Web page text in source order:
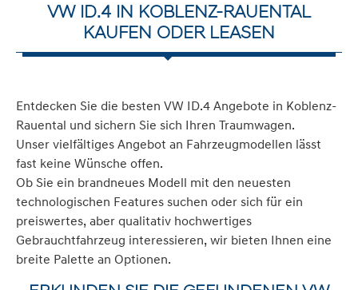
VW ID.4 IN KOBLENZ-RAUENTAL
KAUFEN ODER LEASEN
Entdecken Sie die besten VW ID.4 Angebote in Koblenz-
Rauental und sichern Sie sich Ihren Traumwagen.
Unser vielfältiges Angebot an Fahrzeugmodellen lässt
fast keine Wünsche offen.
Ob Sie ein brandneues Modell mit den neuesten
technologischen Features suchen oder sich für ein
preiswertes, aber qualitativ hochwertiges
Gebrauchtfahrzeug interessieren, wir bieten Ihnen eine
breite Palette an Optionen.